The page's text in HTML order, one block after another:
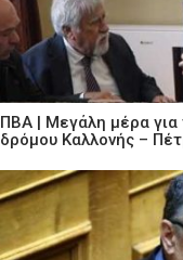
ΠΒΑ | Μεγάλη μέρα για
δρόμου Καλλονής –